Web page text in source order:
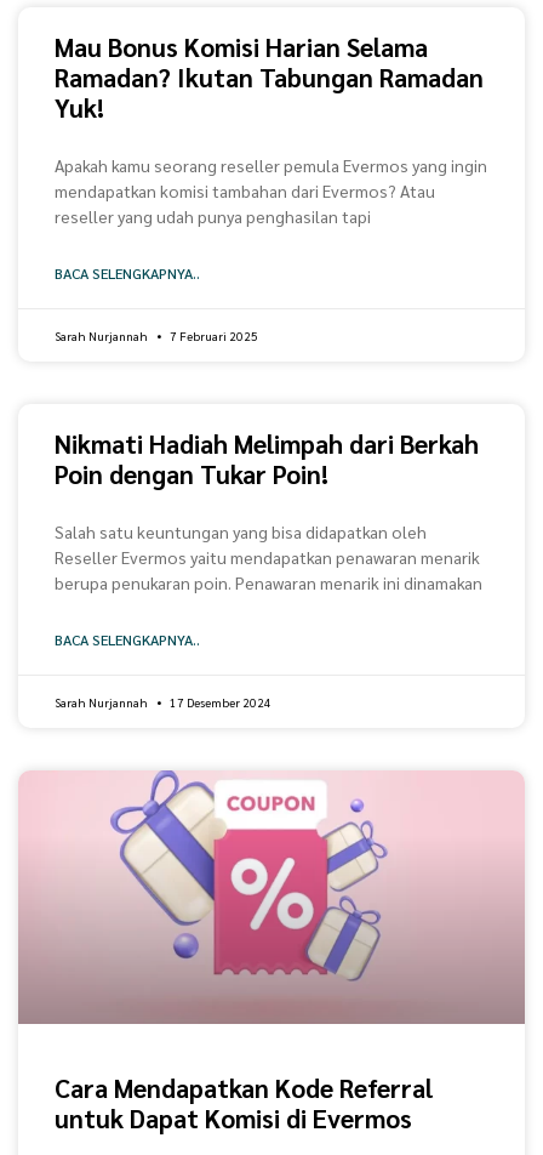
Mau Bonus Komisi Harian Selama
Ramadan? Ikutan Tabungan Ramadan
Yuk!
Apakah kamu seorang reseller pemula Evermos yang ingin
mendapatkan komisi tambahan dari Evermos? Atau
reseller yang udah punya penghasilan tapi
BACA SELENGKAPNYA..
Sarah Nurjannah 7 Februari 2025
Nikmati Hadiah Melimpah dari Berkah
Poin dengan Tukar Poin!
Salah satu keuntungan yang bisa didapatkan oleh
Reseller Evermos yaitu mendapatkan penawaran menarik
berupa penukaran poin. Penawaran menarik ini dinamakan
BACA SELENGKAPNYA..
Sarah Nurjannah 17 Desember 2024
Cara Mendapatkan Kode Referral
untuk Dapat Komisi di Evermos